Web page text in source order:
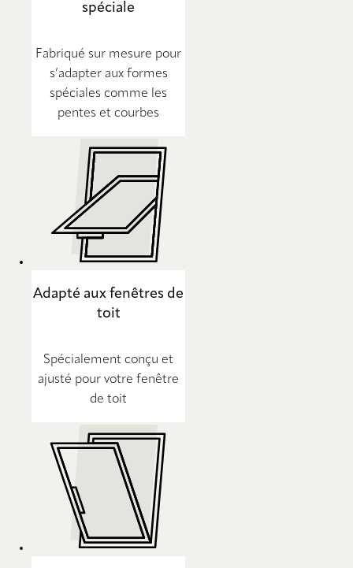
spéciale
Fabriqué sur mesure pour
s’adapter aux formes
spéciales comme les
pentes et courbes
Adapté aux fenêtres de
toit
Spécialement conçu et
ajusté pour votre fenêtre
de toit